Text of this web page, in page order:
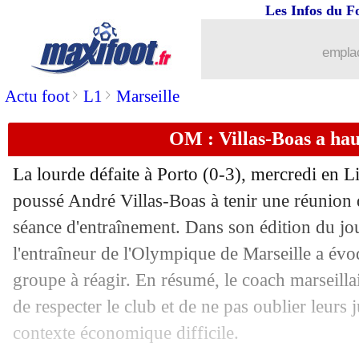
Actu foot> L1 > Marseille
Les Infos du
OM : Villas-Boas a
La lourde défaite à Porto (0-3), mercredi en
poussé André Villas-Boas à tenir une réunion
séance d'entraînement. Dans son édition du
l'entraîneur de l'Olympique de Marseille a
groupe à réagir. En résumé, le coach
de respecter le club et de ne pas oublier leurs
contexte économique difficile.
OM: F. Leboeuf - "ce n'est plus un
06/11 Lyon
06/11 Monaco: fracture à la main pour
06/11 Real : un plan bien établi pour Håland
06/11 Monaco: Jemerson s'en va au Brésil
06/11 EdF: Fekir forfait, Aouar appelé
06/11 Tottenham: Mourinho et la forme de
06/11 Barça: Dani Alves n'a pas digéré son